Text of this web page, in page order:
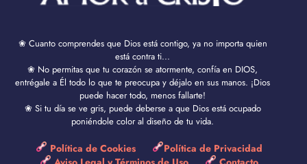
❀ Cuanto comprendes que Dios está contigo, ya no importa quien
está contra ti...
❀ No permitas que tu corazón se atormente, confía en DIOS,
entrégale a Él todo lo que te preocupa y déjalo en sus manos. ¡Dios
puede hacer todo, menos fallarte!
❀ Si tu día se ve gris, puede deberse a que Dios está ocupado
poniéndole color al diseño de tu vida.
Política de Cookies
Política de Privacidad